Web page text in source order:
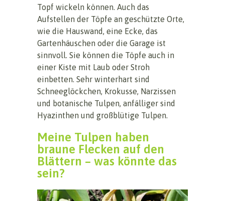
Topf wickeln können. Auch das
Aufstellen der Töpfe an geschützte Orte,
wie die Hauswand, eine Ecke, das
Gartenhäuschen oder die Garage ist
sinnvoll. Sie können die Töpfe auch in
einer Kiste mit Laub oder Stroh
einbetten. Sehr winterhart sind
Schneeglöckchen, Krokusse, Narzissen
und botanische Tulpen, anfälliger sind
Hyazinthen und großblütige Tulpen.
Meine Tulpen haben
braune Flecken auf den
Blättern – was könnte das
sein?